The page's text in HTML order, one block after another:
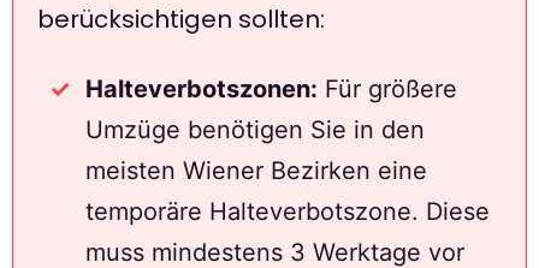
berücksichtigen sollten:
Halteverbotszonen: Für größere
Umzüge benötigen Sie in den
meisten Wiener Bezirken eine
temporäre Halteverbotszone. Diese
muss mindestens 3 Werktage vor